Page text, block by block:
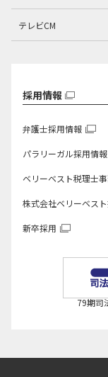
テレビCM
採用情報
弁護士採用情報
パラリーガル採用情報
ベリーベスト税理士
株式会社ベリーベスト
新卒採用
79期司